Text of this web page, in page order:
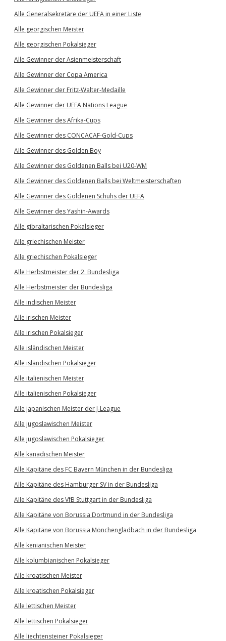
Alle Generalsekretäre der UEFA in einer Liste
Alle georgischen Meister
Alle georgischen Pokalsieger
Alle Gewinner der Asienmeisterschaft
Alle Gewinner der Copa America
Alle Gewinner der Fritz-Walter-Medaille
Alle Gewinner der UEFA Nations League
Alle Gewinner des Afrika-Cups
Alle Gewinner des CONCACAF-Gold-Cups
Alle Gewinner des Golden Boy
Alle Gewinner des Goldenen Balls bei U20-WM
Alle Gewinner des Goldenen Balls bei Weltmeisterschaften
Alle Gewinner des Goldenen Schuhs der UEFA
Alle Gewinner des Yashin-Awards
Alle gibraltarischen Pokalsieger
Alle griechischen Meister
Alle griechischen Pokalsieger
Alle Herbstmeister der 2. Bundesliga
Alle Herbstmeister der Bundesliga
Alle indischen Meister
Alle irischen Meister
Alle irischen Pokalsieger
Alle isländischen Meister
Alle isländischen Pokalsieger
Alle italienischen Meister
Alle italienischen Pokalsieger
Alle japanischen Meister der J-League
Alle jugoslawischen Meister
Alle jugoslawischen Pokalsieger
Alle kanadischen Meister
Alle Kapitäne des FC Bayern München in der Bundesliga
Alle Kapitäne des Hamburger SV in der Bundesliga
Alle Kapitäne des VfB Stuttgart in der Bundesliga
Alle Kapitäne von Borussia Dortmund in der Bundesliga
Alle Kapitäne von Borussia Mönchengladbach in der Bundesliga
Alle kenianischen Meister
Alle kolumbianischen Pokalsieger
Alle kroatischen Meister
Alle kroatischen Pokalsieger
Alle lettischen Meister
Alle lettischen Pokalsieger
Alle liechtensteiner Pokalsieger